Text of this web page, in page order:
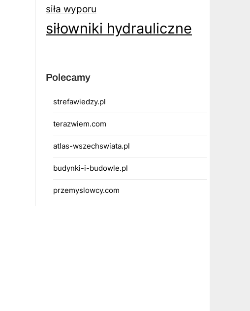
siła wyporu
siłowniki hydrauliczne
Polecamy
strefawiedzy.pl
terazwiem.com
atlas-wszechswiata.pl
budynki-i-budowle.pl
przemyslowcy.com